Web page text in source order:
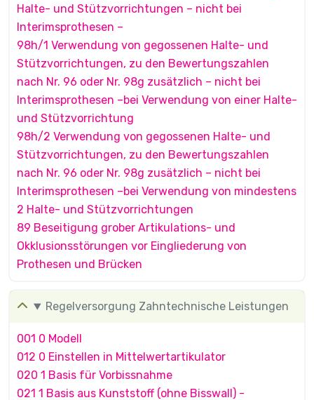
Halte- und Stützvorrichtungen – nicht bei
Interimsprothesen –
98h/1 Verwendung von gegossenen Halte- und
Stützvorrichtungen, zu den Bewertungszahlen
nach Nr. 96 oder Nr. 98g zusätzlich – nicht bei
Interimsprothesen –bei Verwendung von einer Halte-
und Stützvorrichtung
98h/2 Verwendung von gegossenen Halte- und
Stützvorrichtungen, zu den Bewertungszahlen
nach Nr. 96 oder Nr. 98g zusätzlich – nicht bei
Interimsprothesen –bei Verwendung von mindestens
2 Halte- und Stützvorrichtungen
89 Beseitigung grober Artikulations- und
Okklusionsstörungen vor Eingliederung von
Prothesen und Brücken
Regelversorgung Zahntechnische Leistungen
001 0 Modell
012 0 Einstellen in Mittelwertartikulator
020 1 Basis für Vorbissnahme
021 1 Basis aus Kunststoff (ohne Bisswall) -